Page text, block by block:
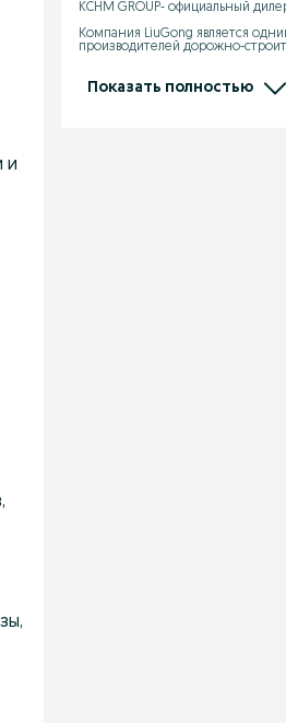
и
KCHM GROUP- официальный
Компания LiuGong является
производителей дорожно-
- гарантия до 2х лет
- продажа, запчасти, выездной
Показать полностью